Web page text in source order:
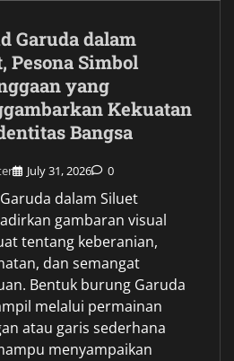
Garuda dalam
Pesona Simbol
yang
Kekuatan
Bangsa
July 31, 2026 0
dalam Siluet
gambaran visual
tentang keberanian,
dan semangat
Bentuk burung Garuda
melalui permainan
atau garis sederhana
menyampaikan